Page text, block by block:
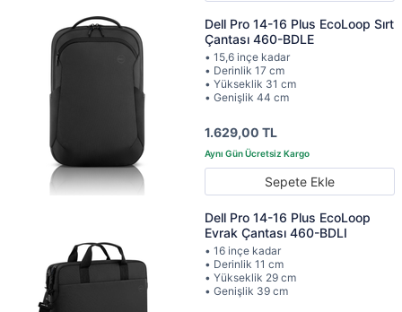
Dell Pro 14-16 Plus EcoLoop Sırt
Çantası 460-BDLE
• 15,6 inçe kadar
• Derinlik 17 cm
• Yükseklik 31 cm
• Genişlik 44 cm
1.629,00 TL
Sepete Ekle
Dell Pro 14-16 Plus EcoLoop
Evrak Çantası 460-BDLI
• 16 inçe kadar
• Derinlik 11 cm
• Yükseklik 29 cm
• Genişlik 39 cm